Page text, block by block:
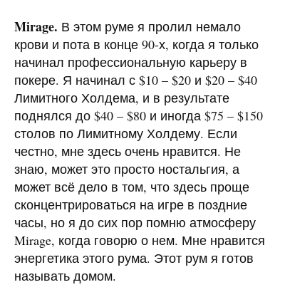
Mirage. В этом руме я пролил немало
крови и пота в конце 90-х, когда я только
начинал профессиональную карьеру в
покере. Я начинал с $10 – $20 и $20 – $40
Лимитного Холдема, и в результате
поднялся до $40 – $80 и иногда $75 – $150
столов по Лимитному Холдему. Если
честно, мне здесь очень нравится. Не
знаю, может это просто ностальгия, а
может всё дело в том, что здесь проще
сконцентрироваться на игре в поздние
часы, но я до сих пор помню атмосферу
Mirage, когда говорю о нем. Мне нравится
энергетика этого рума. Этот рум я готов
называть домом.